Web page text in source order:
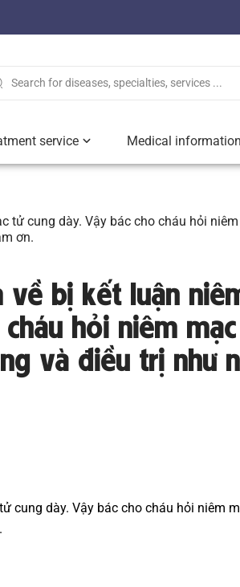
service Medical information
tử cung dày. Vậy bác cho cháu hỏi
ơn.
về bị kết luận
hỏi niêm
và điều trị như
cung dày. Vậy bác cho cháu hỏi niêm